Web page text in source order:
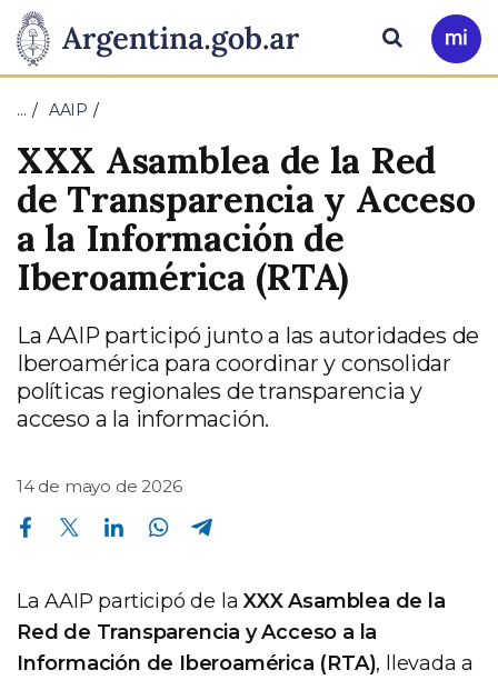
Presidencia
de
la
Nación
Pasar al contenido principal
Ir
a
Buscar
… AAIP
XXX Asamblea de la Red
de Transparencia y Acceso
a la Información de
Iberoamérica (RTA)
La AAIP participó junto a las autoridades de
Iberoamérica para coordinar y consolidar
políticas regionales de transparencia y
acceso a la información.
14 de mayo de 2026
Compartir en Facebook Compartir en Twitter Compartir en Linkedin Compartir en Whatsapp
La AAIP participó de laXXX Asamblea de la
Red de Transparencia y Acceso a la
Información de Iberoamérica (RTA), llevada a